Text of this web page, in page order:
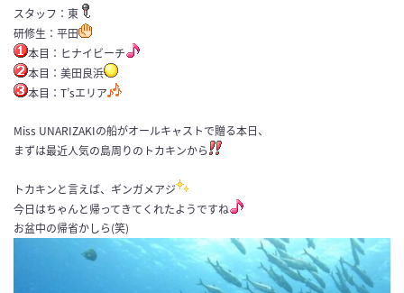
スタッフ：東
研修生：平田
本目：ヒナイビーチ
本目：美田良浜
本目：T’sエリア
Miss UNARIZAKIの船がオールキャストで贈る本日、
まずは最近人気の島周りのトカキンから
トカキンと言えば、ギンガメアジ
今日はちゃんと帰ってきてくれたようですね
お盆中の帰省かしら(笑)